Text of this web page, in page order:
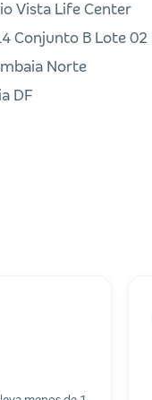
Vista Life Center
Conjunto B Lote
Norte
DF